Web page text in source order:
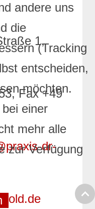
1,
Fax +49
dr-
andere uns
die
(Tracking
entscheiden,
möchten.
einer
mehr alle
zur Verfügung